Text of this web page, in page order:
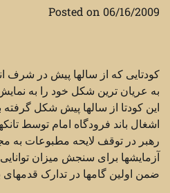
Posted on 06/16/2009
به عریان ترین شکل خود را به
این کودتا از سالها پیش شکل گرفته
اشغال باند فرودگاه امام توسط
رهبر در توقف لایحه مطبوعات به
آزمایشها برای سنجش میزان
ضمن اولین گامها در تدارک قدمهای